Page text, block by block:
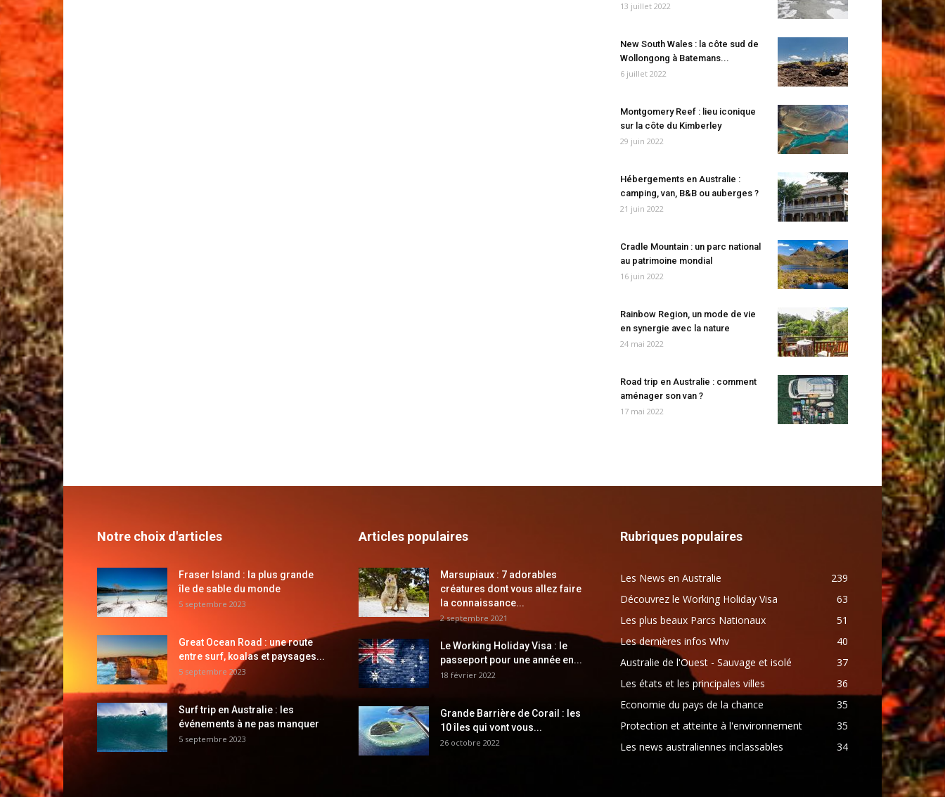
13 juillet 2022
New South Wales : la côte sud de
Wollongong à Batemans...
6 juillet 2022
Montgomery Reef : lieu iconique
sur la côte du Kimberley
29 juin 2022
Hébergements en Australie :
camping, van, B&B ou auberges ?
21 juin 2022
Cradle Mountain : un parc national
au patrimoine mondial
16 juin 2022
Rainbow Region, un mode de vie
en synergie avec la nature
24 mai 2022
Road trip en Australie : comment
aménager son van ?
17 mai 2022
Notre choix d'articles
Fraser Island : la plus grande
île de sable du monde
5 septembre 2023
Great Ocean Road : une route
entre surf, koalas et paysages...
5 septembre 2023
Surf trip en Australie : les
événements à ne pas manquer
5 septembre 2023
Articles populaires
Marsupiaux : 7 adorables
créatures dont vous allez faire
la connaissance...
2 septembre 2021
Le Working Holiday Visa : le
passeport pour une année en...
18 février 2022
Grande Barrière de Corail : les
10 îles qui vont vous...
26 octobre 2022
Rubriques populaires
Les News en Australie
239
Découvrez le Working Holiday Visa
63
Les plus beaux Parcs Nationaux
51
Les dernières infos Whv
40
Australie de l'Ouest - Sauvage et isolé
37
Les états et les principales villes
36
Economie du pays de la chance
35
Protection et atteinte à l'environnement
35
Les news australiennes inclassables
34